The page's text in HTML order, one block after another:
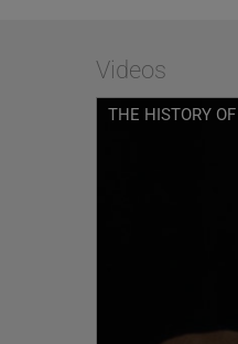
Videos
THE HISTORY